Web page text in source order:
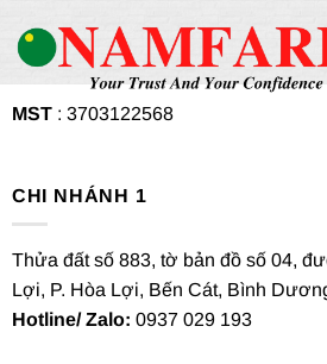
MST: 3703122568
CHI NHÁNH 1
Thửa đất số 883, tờ bản đồ số 04,
Lợi, P. Hòa Lợi, Bến Cát, Bình
Hotline/ Zalo: 0937 029 193